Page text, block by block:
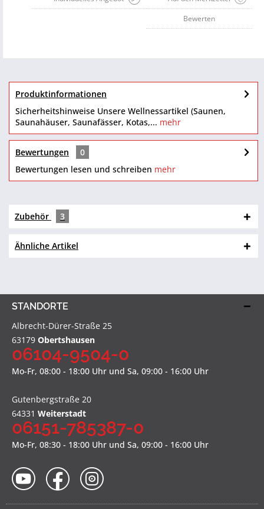
Bewerten
Produktinformationen
Sicherheitshinweise Unsere Wellnessartikel (Saunen,
Saunahäuser, Saunafässer, Kotas,... mehr
Bewertungen
0
Bewertungen lesen und schreiben mehr
Zubehör 3
Ähnliche Artikel
STANDORTE
Albrecht-Dürer-Straße 25
63179 Obertshausen
06104-9504-0
Mo-Fr, 08:00 - 18:00 Uhr und Sa, 09:00 - 16:00 Uhr
Gutenbergstraße 20
64331 Weiterstadt
06151-785387-0
Mo-Fr, 08:30 - 18:00 Uhr und Sa, 09:00 - 16:00 Uhr